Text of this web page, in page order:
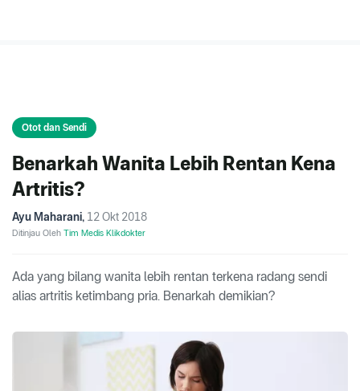
Otot dan Sendi
Benarkah Wanita Lebih Rentan Kena
Artritis?
Ayu Maharani, 12 Okt 2018
Ditinjau Oleh Tim Medis Klikdokter
Ada yang bilang wanita lebih rentan terkena radang sendi
alias artritis ketimbang pria. Benarkah demikian?